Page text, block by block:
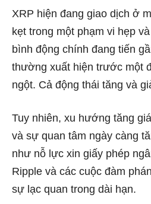
XRP hiện đang giao dịch ở
kẹt trong một phạm vi hẹp
bình động chính đang tiến
thường xuất hiện trước một
ngột. Cả động thái tăng và
Tuy nhiên, xu hướng tăng
và sự quan tâm ngày càng
như nỗ lực xin giấy phép
Ripple và các cuộc đàm
sự lạc quan trong dài hạn.